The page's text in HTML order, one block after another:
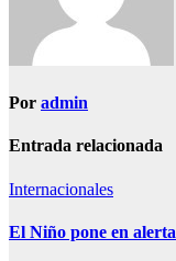
Por admin
Entrada relacionada
Internacionales
El Niño pone en